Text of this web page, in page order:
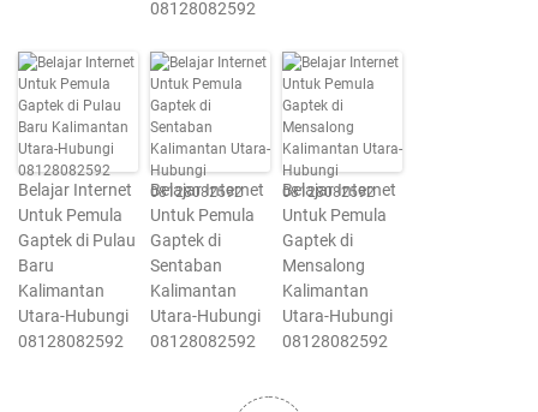
08128082592
Belajar Internet
Untuk Pemula
Gaptek di Pulau
Baru
Kalimantan
Utara-Hubungi
08128082592
Belajar Internet
Untuk Pemula
Gaptek di
Sentaban
Kalimantan
Utara-Hubungi
08128082592
Belajar Internet
Untuk Pemula
Gaptek di
Mensalong
Kalimantan
Utara-Hubungi
08128082592